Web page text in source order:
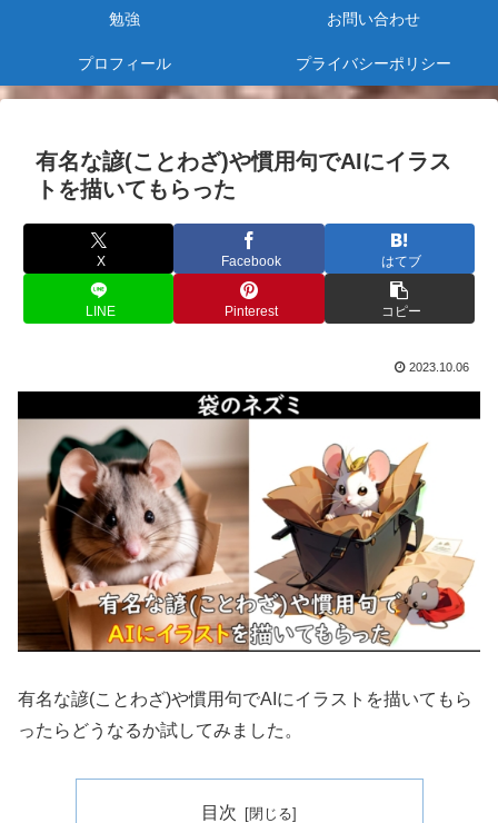
勉強 お問い合わせ
プロフィール プライバシーポリシー
有名な諺(ことわざ)や慣用句でAIにイラス
トを描いてもらった
X Facebook はてブ
LINE Pinterest コピー
2023.10.06
有名な諺(ことわざ)や慣用句でAIにイラストを描いてもら
ったらどうなるか試してみました。
目次